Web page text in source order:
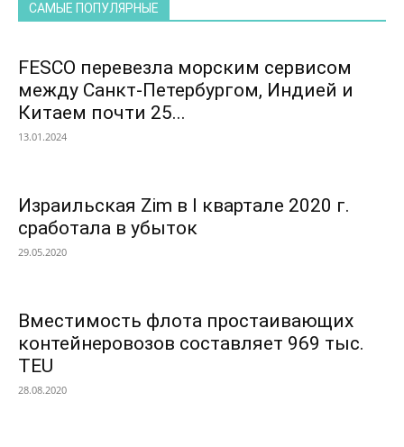
САМЫЕ ПОПУЛЯРНЫЕ
FESCO перевезла морским сервисом
между Санкт-Петербургом, Индией и
Китаем почти 25...
13.01.2024
Израильская Zim в I квартале 2020 г.
сработала в убыток
29.05.2020
Вместимость флота простаивающих
контейнеровозов составляет 969 тыс.
TEU
28.08.2020